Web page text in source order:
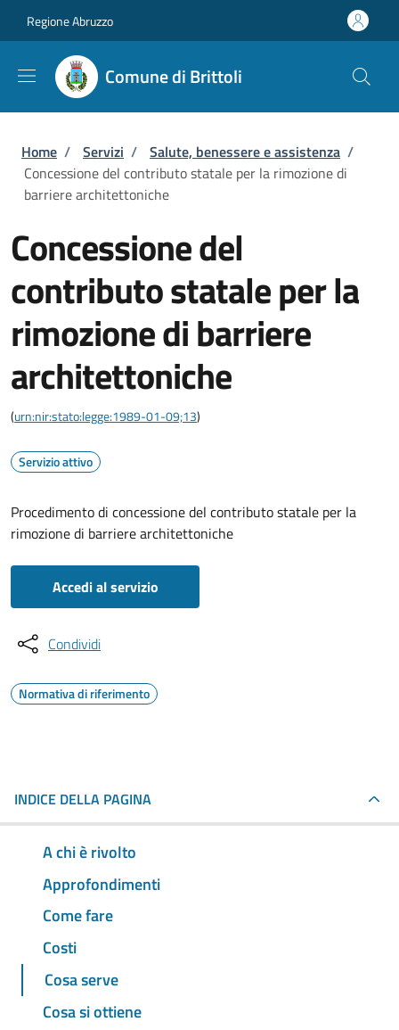
Regione Abruzzo
Comune di Brittoli
Briciole di pane
Home / Servizi / Salute, benessere e assistenza /
Concessione del contributo statale per la rimozione di
barriere architettoniche
Concessione del
contributo statale per la
rimozione di barriere
architettoniche
(urn:nir:stato:legge:1989-01-09;13)
Servizio attivo
Procedimento di concessione del contributo statale per la
rimozione di barriere architettoniche
Accedi al servizio
Condividi
Normativa di riferimento
INDICE DELLA PAGINA
A chi è rivolto
Approfondimenti
Come fare
Costi
Cosa serve
Cosa si ottiene